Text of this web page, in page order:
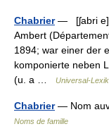
Chabrier— [ʃabri e],
Ambert
1894; war einer der
komponierte neben
(u. a …
Universal-
Chabrier— Nom
Noms de famille